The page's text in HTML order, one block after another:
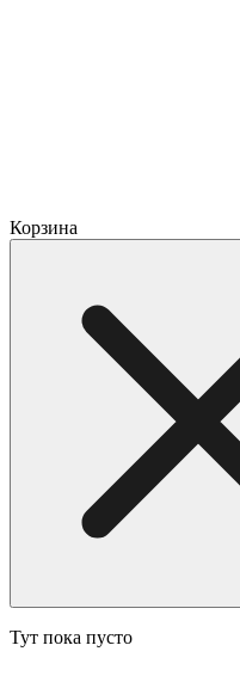
Корзина
Тут пока пусто